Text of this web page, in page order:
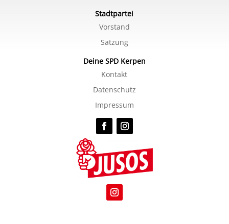
Stadtpartei
Vorstand
Satzung
Deine SPD Kerpen
Kontakt
Datenschutz
Impressum